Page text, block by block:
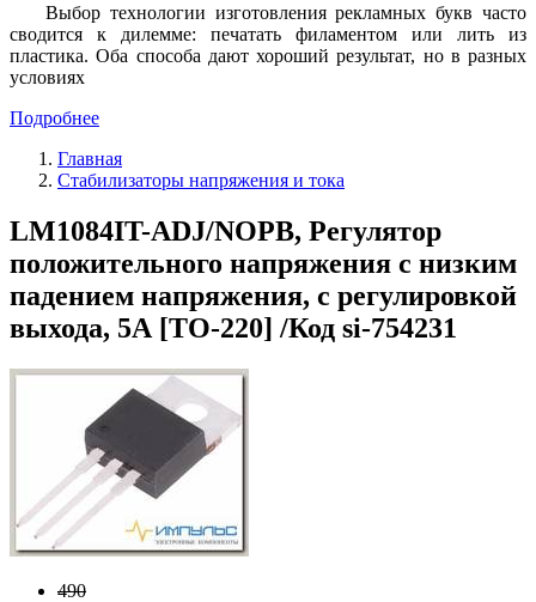
Выбор технологии изготовления рекламных букв часто
сводится к дилемме: печатать филаментом или лить из
пластика. Оба способа дают хороший результат, но в разных
условиях
Подробнее
Главная
Стабилизаторы напряжения и тока
LM1084IT-ADJ/NOPB, Регулятор
положительного напряжения с низким
падением напряжения, с регулировкой
выхода, 5А [TO-220] /Код si-754231
490